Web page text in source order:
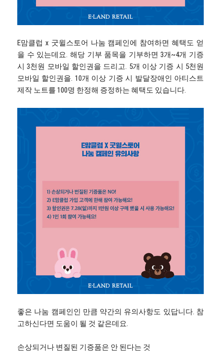
E맘클럽 x 굿윌스토어 나눔 캠페인에 참여하면 혜택도 얻
을 수 있는데요. 해당 기부 품목을 기부하면 3개~4개 기증
시 3천원 모바일 할인권을 드리고. 5개 이상 기증 시 5천원
모바일 할인권을. 10개 이상 기증 시 발달장애인 아티스트
제작 노트를 100명 한정해 증정하는 혜택도 있습니다.
좋은 나눔 캠페인인 만큼 약간의 유의사항도 있답니다. 참
고하신다면 도움이 될 것 같은데요.
손상되거나 변질된 기증품은 안 된다는 것